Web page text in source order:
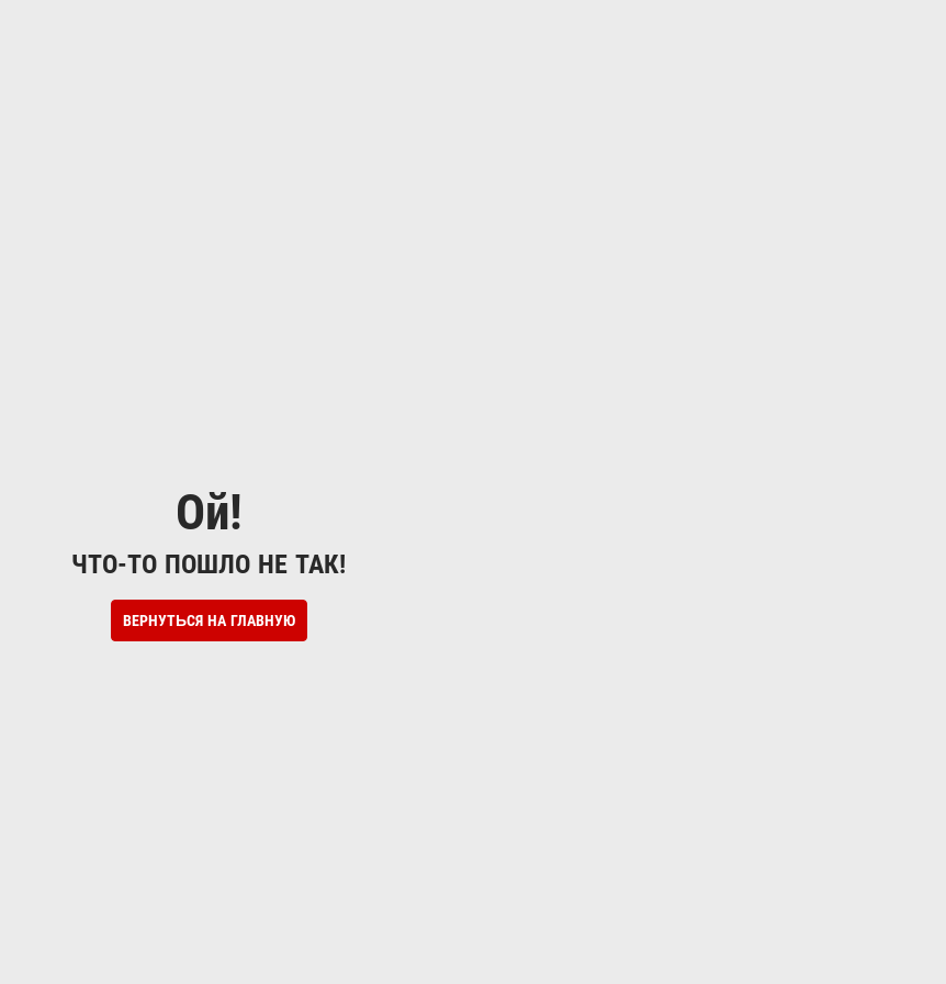
Ой!
ЧТО-ТО ПОШЛО НЕ ТАК!
ВЕРНУТЬСЯ НА ГЛАВНУЮ